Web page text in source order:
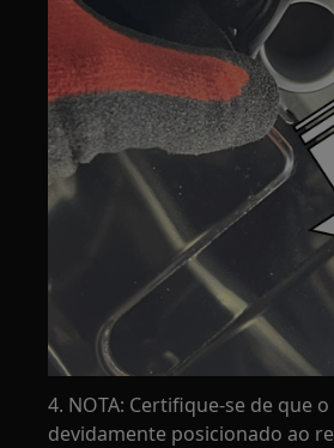
4. NOTA: Certifique-se de que
devidamente posicionado ao